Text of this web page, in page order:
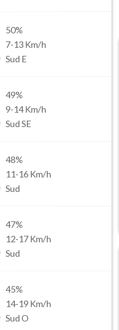
50%
7-13 Km/h
Sud E
49%
9-14Km/h
Sud SE
48%
11-16 Km/h
Sud
47%
12-17 Km/h
Sud
45%
14-19 Km/h
Sud O